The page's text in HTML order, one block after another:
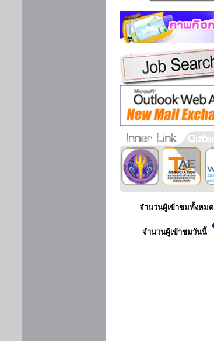
จำนวนผู้เข้าชมทั้งหมด
จำนวนผู้เข้าชมวันนี้